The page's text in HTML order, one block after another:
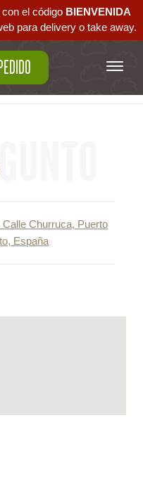
con el código ‪ BIENVENIDA‬
para delivery o take away.
Calle Churruca, Puerto
España